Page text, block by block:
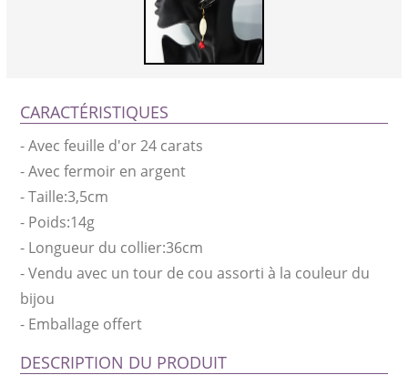
CARACTÉRISTIQUES
-Avec feuille d'or 24 carats
-Avec fermoir en argent
-Taille:3,5cm
- Poids:14g
- Longueur du collier:36cm
-Vendu avec un tour de cou assorti à la couleur du
bijou
- Emballage offert
DESCRIPTION DU PRODUIT